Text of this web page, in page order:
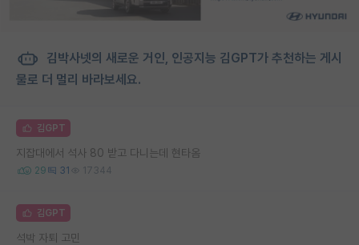
김박사넷의 새로운 거인, 인공지능 김GPT가 추천하는 게시
물로 더 멀리 바라보세요.
김GPT
지잡대에서 석사 80 받고 다니는데 현타옴
29 31 17344
김GPT
석박 자퇴 고민